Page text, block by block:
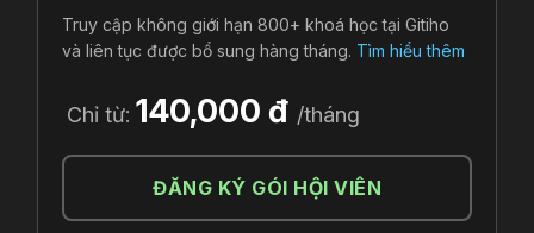
Truy cập không giới hạn 800+ khoá học tại Gitiho
và liên tục được bổ sung hàng tháng. Tìm hiểu thêm
Chỉ từ: 140,000 đ /tháng
ĐĂNG KÝ GÓI HỘI VIÊN